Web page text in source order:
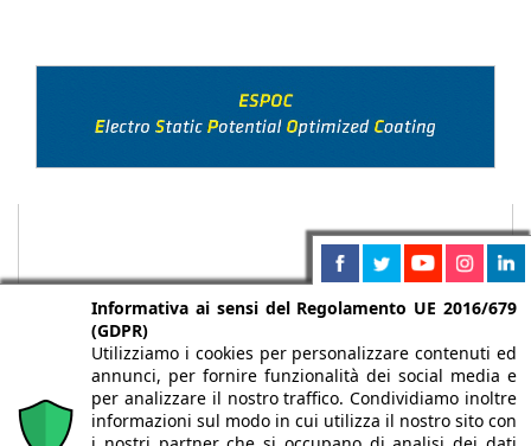
Informativa ai sensi del Regolamento UE 2016/679
(GDPR)
Utilizziamo i cookies per personalizzare contenuti ed
annunci, per fornire funzionalità dei social media e
per analizzare il nostro traffico. Condividiamo inoltre
informazioni sul modo in cui utilizza il nostro sito con